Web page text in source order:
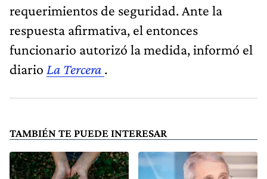
requerimientos de seguridad. Ante la
respuesta afirmativa, el entonces
funcionario autorizó la medida, informó el
diario La Tercera .
TAMBIÉN TE PUEDE INTERESAR